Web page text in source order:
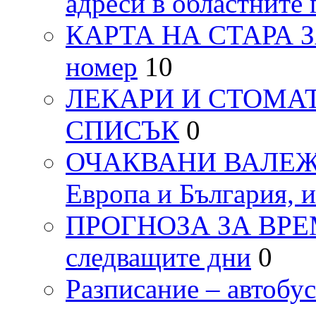
КАРТА НА СТАРА
номер 10
ЛЕКАРИ И
СПИСЪК 0
ОЧАКВАНИ ВАЛЕЖИ
Европа и България,
ПРОГНОЗА ЗА
следващите дни 0
Разписание –